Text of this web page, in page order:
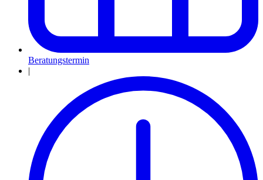
Beratungstermin
|